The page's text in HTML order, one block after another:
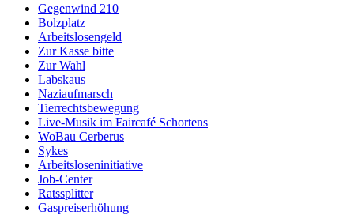
Gegenwind 210
Bolzplatz
Arbeitslosengeld
Zur Kasse bitte
Zur Wahl
Labskaus
Naziaufmarsch
Tierrechtsbewegung
Live-Musik im Faircafé Schortens
WoBau Cerberus
Sykes
Arbeitsloseninitiative
Job-Center
Ratssplitter
Gaspreiserhöhung